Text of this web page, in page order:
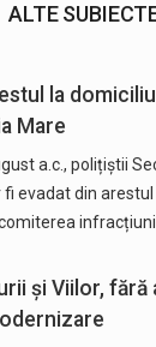
ALTE
la
Mare
a.c., polițiștii
fi evadat din
și Viilor,